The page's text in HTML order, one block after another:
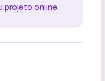
projeto online.